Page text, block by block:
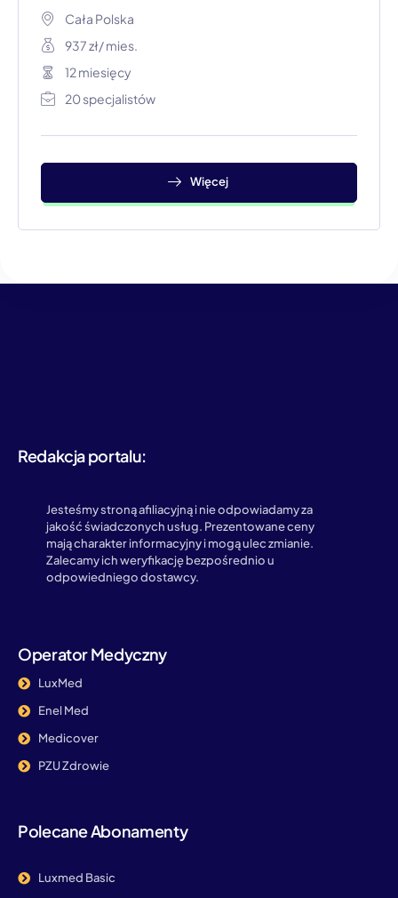
Cała Polska
937 zł/ mies.
12 miesięcy
20 specjalistów
Więcej
Redakcja portalu:
Jesteśmy stroną afiliacyjną i nie odpowiadamy za
jakość świadczonych usług. Prezentowane ceny
mają charakter informacyjny i mogą ulec zmianie.
Zalecamy ich weryfikację bezpośrednio u
odpowiedniego dostawcy.
Operator Medyczny
LuxMed
Enel Med
Medicover
PZU Zdrowie
Polecane Abonamenty
Luxmed Basic